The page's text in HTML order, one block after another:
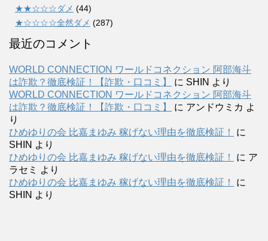
★★☆☆☆ダメ (44)
★☆☆☆☆全然ダメ (287)
最近のコメント
WORLD CONNECTION ワールドコネクション 阿部海斗
は詐欺？徹底検証！【詐欺・口コミ】
に SHIN より
WORLD CONNECTION ワールドコネクション 阿部海斗
は詐欺？徹底検証！【詐欺・口コミ】
に アンドウミカ よ
り
ひめゆりの会 比嘉まゆみ 稼げない理由を徹底検証！
に
SHIN より
ひめゆりの会 比嘉まゆみ 稼げない理由を徹底検証！
に ア
ラセミ
より
ひめゆりの会 比嘉まゆみ 稼げない理由を徹底検証！
に
SHIN より